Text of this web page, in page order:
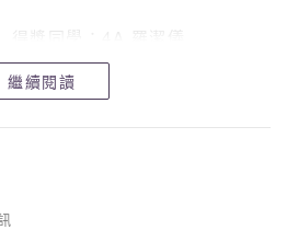
得獎同學：4A 羅潔儀
學：4A 羅潔儀
繼續閱讀